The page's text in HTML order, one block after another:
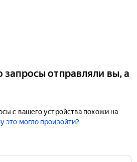
запросы отправляли вы, а
с вашего устройства похожи на
это могло произойти?